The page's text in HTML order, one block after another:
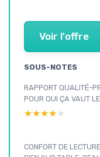
Voir l'offre
SOUS-NOTES
RAPPORT QUALITÉ-
POUR QUI ÇA VAUT
★★★★★
★★★★★
CONFORT DE